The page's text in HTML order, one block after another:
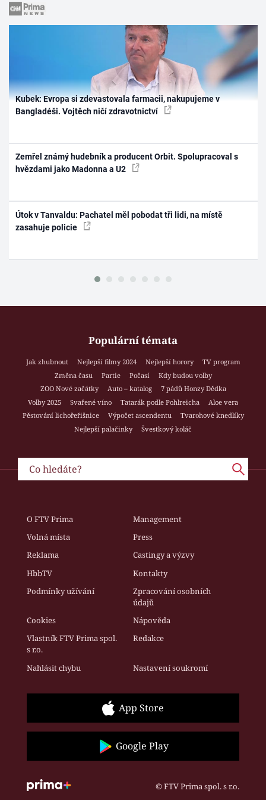
Kubek: Evropa si zdevastovala farmacii, nakupujeme v
Bangladéši. Vojtěch ničí zdravotnictví
Zemřel známý hudebník a producent Orbit. Spolupracoval s
hvězdami jako Madonna a U2
Útok v Tanvaldu: Pachatel měl pobodat tři lidi, na místě
zasahuje policie
Populární témata
Jak zhubnout Nejlepší filmy 2024 Nejlepší horory
TV program
Změna času
Partie Počasí
Kdy budou volby
ZOO Nové začátky
Auto – katalog
7 pádů Honzy Dědka
Volby 2025
Svařené víno Tatarák podle Pohlreicha
Aloe vera
Pěstování lichořeřišnice
Výpočet ascendentu
Tvarohové knedlíky
Nejlepší palačinky
Švestkový koláč
O FTV Prima
Management
Volná místa
Press
Reklama
Castingy a výzvy
HbbTV
Kontakty
Podmínky užívání
Zpracování osobních
údajů
Cookies
Nápověda
Vlastník FTV Prima spol.
s r.o.
Redakce
Nahlásit chybu Nastavení soukromí
App Store
Google Play
© FTV Prima spol. s r.o.